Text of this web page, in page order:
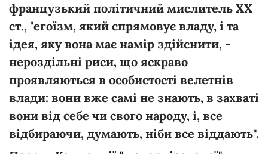
французький політичний мислитель ХХ
ст., "егоїзм, який спрямовує владу, і та
ідея, яку вона має намір здійснити, -
нероздільні риси, що яскраво
проявляються в особистості велетнів
влади: вони вже самі не знають, в захваті
вони від себе чи свого народу, і, все
відбираючи, думають, ніби все віддають".